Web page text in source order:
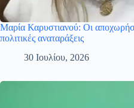
Μαρία Καρυστιανού: Οι
πολιτικές αναταράξεις
30 Ιουλίου, 2026